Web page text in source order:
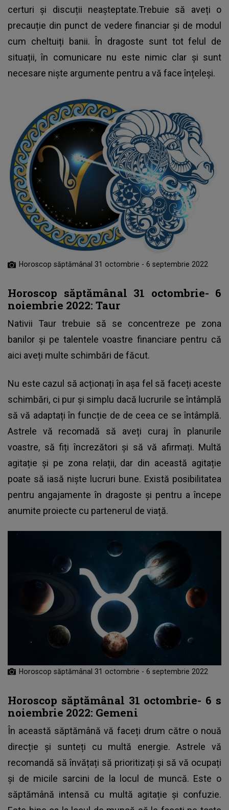
certuri și discuții neașteptate.Trebuie să aveți o
precauție din punct de vedere financiar și de modul
cum cheltuiți banii. În dragoste sunt tot felul de
situații, în comunicare nu este nimic clar și sunt
necesare niște argumente pentru a vă face înțeleși.
Horoscop săptămânal 31 octombrie - 6 septembrie 2022
Horoscop săptămânal 31 octombrie- 6
noiembrie 2022: Taur
Nativii Taur trebuie să se concentreze pe zona
banilor și pe talentele voastre financiare pentru că
aici aveți multe schimbări de făcut.
Nu este cazul să acționați în așa fel să faceți aceste
schimbări, ci pur și simplu dacă lucrurile se întâmplă
să vă adaptați în funcție de de ceea ce se întâmplă.
Astrele vă recomadă să aveți curaj în planurile
voastre, să fiți încrezători și să vă afirmați. Multă
agitație și pe zona relații, dar din această agitație
poate să iasă niște lucruri bune. Există posibilitatea
pentru angajamente în dragoste și pentru a începe
anumite proiecte cu partenerul de viață.
Horoscop săptămânal 31 octombrie - 6 septembrie 2022
Horoscop săptămânal 31 octombrie- 6 s
noiembrie 2022: Gemeni
În această săptămână vă faceți drum către o nouă
direcție și sunteți cu multă energie. Astrele vă
recomandă să învățați să prioritizați și să vă ocupați
și de micile sarcini de la locul de muncă. Este o
săptămână intensă cu multă agitație și confuzie.